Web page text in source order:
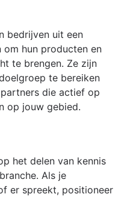
bedrijven uit een
om hun producten en
te brengen. Ze zijn
te bereiken
die actief op
op jouw gebied.
het delen van kennis
Als je
er spreekt, positioneer